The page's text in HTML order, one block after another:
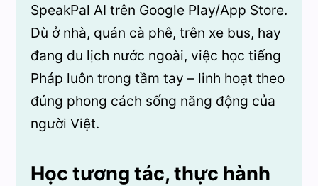
SpeakPal AI trên Google Play/App Store.
Dù ở nhà, quán cà phê, trên xe bus, hay
đang du lịch nước ngoài, việc học tiếng
Pháp luôn trong tầm tay – linh hoạt theo
đúng phong cách sống năng động của
người Việt.
Học tương tác, thực hành